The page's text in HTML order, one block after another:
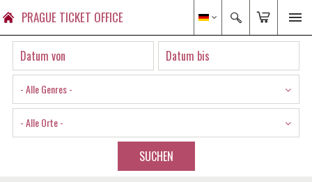
PRAGUE TICKET OFFICE
- Alle Genres -
- Alle Orte -
SUCHEN